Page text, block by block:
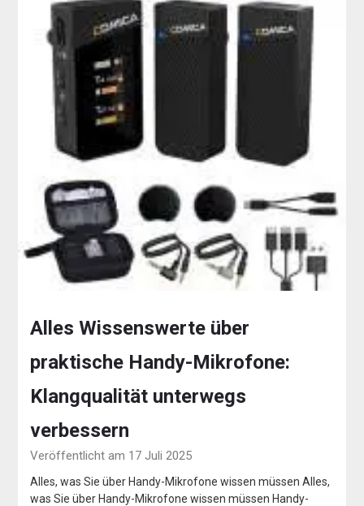
Alles Wissenswerte über
praktische Handy-Mikrofone:
Klangqualität unterwegs
verbessern
Veröffentlicht am 17 Juli 2025
Alles, was Sie über Handy-Mikrofone wissen müssen Alles,
was Sie über Handy-Mikrofone wissen müssen Handy-